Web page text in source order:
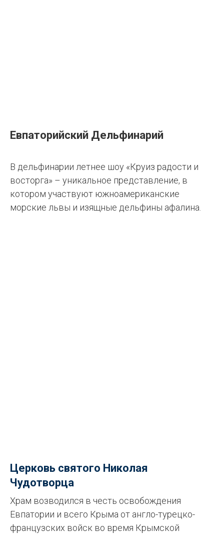
Евпаторийский Дельфинарий
В дельфинарии летнее шоу «Круиз радости и
восторга» – уникальное представление, в
котором участвуют южноамериканские
морские львы и изящные дельфины афалина.
Церковь святого Николая
Чудотворца
Храм возводился в честь освобождения
Евпатории и всего Крыма от англо-турецко-
французских войск во время Крымской